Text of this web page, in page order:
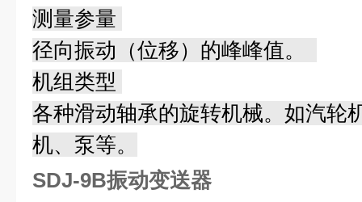
测量参量
径向振动（位移）的峰峰值。
机组类型
各种滑动轴承的旋转机械。如汽轮
机、泵等。
SDJ-9B振动变送器